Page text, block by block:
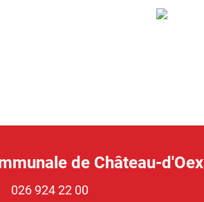
de Château-d'Oex
026 924 22 00